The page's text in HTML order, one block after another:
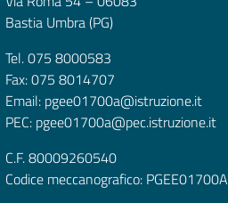
Bastia Umbra (PG)
Tel. 075 8000583
Fax: 075 8014707
Email: pgee01700a@istruzione.it
PEC: pgee01700a@pec.istruzione.it
C.F. 80009260540
Codice meccanografico: PGEE01700A